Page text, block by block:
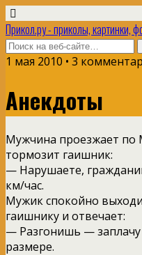
Прикол.ру - приколы, картинки,
1 мая 2010 • 3
Анекдоты
Мужчина проезжает по
тормозит гаишник:
— Нарушаете,
км/час.
Мужик спокойно
гаишнику и отвечает:
— Разгонишь —
размере.